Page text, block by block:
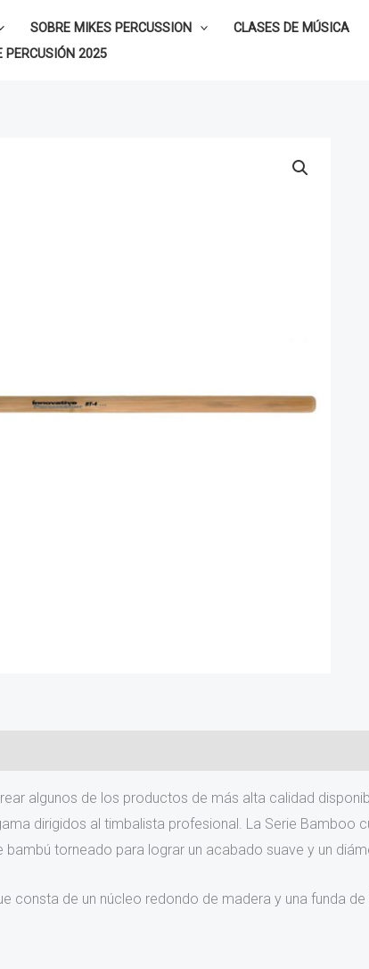
SOBRE MIKES PERCUSSION CLASES DE MÚSICA
PERCUSIÓN 2025
algunos de los productos de más alta calidad
dirigidos al timbalista profesional. La Serie
torneado para lograr un acabado suave y un
consta de un núcleo redondo de madera y una funda